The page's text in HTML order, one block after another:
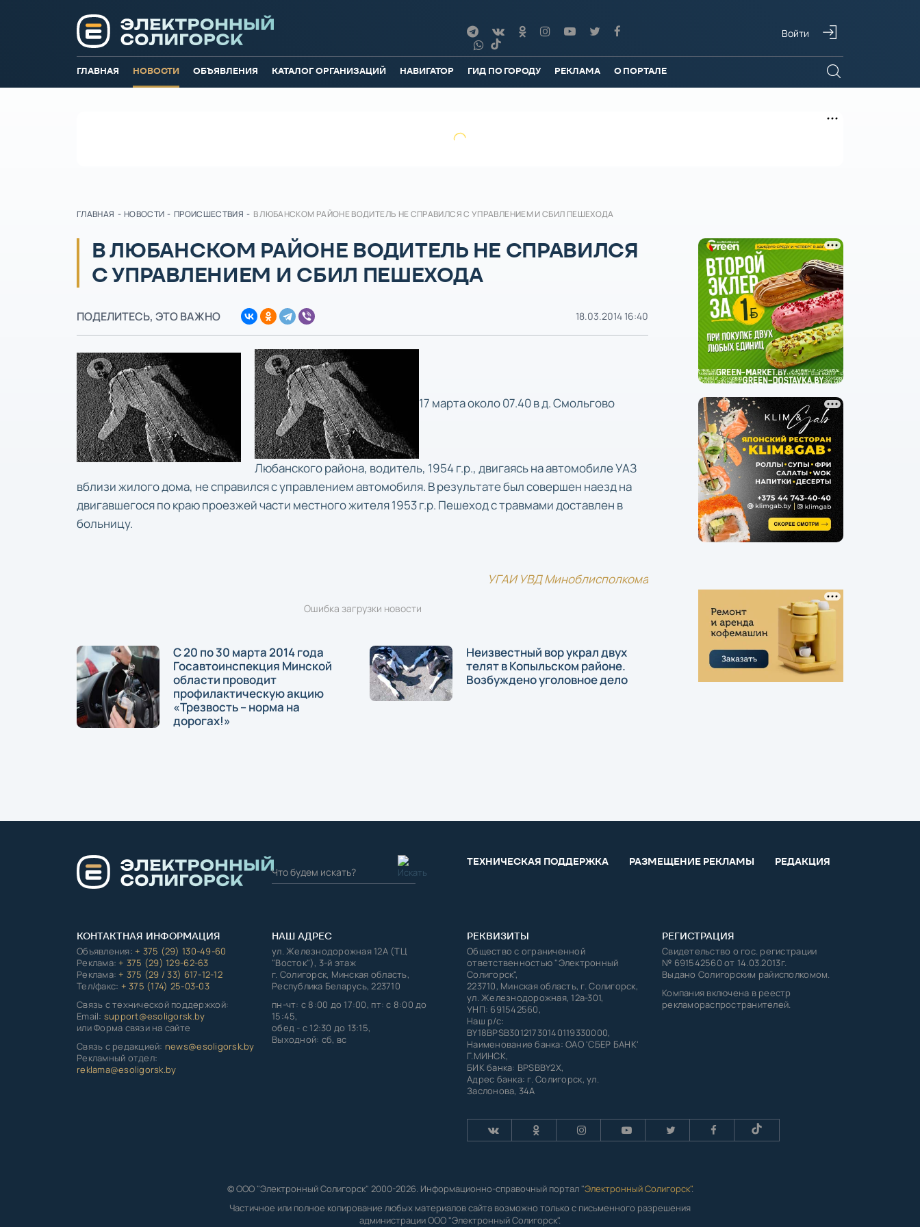
Войти
ГЛАВНАЯ НОВОСТИ ОБЪЯВЛЕНИЯ КАТАЛОГ ОРГАНИЗАЦИЙ НАВИГАТОР ГИД ПО ГОРОДУ РЕКЛАМА О ПОРТАЛЕ
ГЛАВНАЯ - НОВОСТИ - ПРОИСШЕСТВИЯ - В ЛЮБАНСКОМ РАЙОНЕ ВОДИТЕЛЬ НЕ СПРАВИЛСЯ С УПРАВЛЕНИЕМ И СБИЛ ПЕШЕХОДА
В ЛЮБАНСКОМ РАЙОНЕ ВОДИТЕЛЬ НЕ СПРАВИЛСЯ
С УПРАВЛЕНИЕМ И СБИЛ ПЕШЕХОДА
ПОДЕЛИТЕСЬ, ЭТО ВАЖНО 18.03.2014 16:40
17 марта около 07.40 в д. Смольгово
Любанского района, водитель, 1954 г.р., двигаясь на автомобиле УАЗ
вблизи жилого дома, не справился с управлением автомобиля. В результате был совершен наезд на
двигавшегося по краю проезжей части местного жителя 1953 г.р. Пешеход с травмами доставлен в
больницу.
УГАИ УВД Миноблисполкома
Ошибка загрузки новости
С 20 по 30 марта 2014 года
Госавтоинспекция Минской
области проводит
профилактическую акцию
«Трезвость – норма на
дорогах!»
Неизвестный вор украл двух
телят в Копыльском районе.
Возбуждено уголовное дело
ТЕХНИЧЕСКАЯ ПОДДЕРЖКА РАЗМЕЩЕНИЕ РЕКЛАМЫ РЕДАКЦИЯ
КОНТАКТНАЯ ИНФОРМАЦИЯ
Объявления:+ 375 (29) 130-49-60
Реклама:+ 375 (29) 129-62-63
Реклама:+ 375 (29 / 33) 617-12-12
Тел/факс: + 375 (174) 25-03-03
Связь с технической поддержкой:
Email: support@esoligorsk.by
или Форма связи на сайте
Связь с редакцией: news@esoligorsk.by
Рекламный отдел:
reklama@esoligorsk.by
НАШ АДРЕС
ул. Железнодорожная 12А (ТЦ
"Восток"), 3-й этаж
г. Солигорск, Минская область,
Республика Беларусь, 223710
пн-чт: с 8:00 до 17:00, пт: с 8:00 до
15:45,
обед - с 12:30 до 13:15,
Выходной: сб, вс
РЕКВИЗИТЫ
Общество с ограниченной
ответственностью "Электронный
Солигорск",
223710, Минская область, г. Солигорск,
ул. Железнодорожная, 12а-301,
УНП: 691542560,
Наш р/с:
BY18BPSB30121730140119330000,
Наименование банка: ОАО 'СБЕР БАНК'
Г.МИНСК,
БИК банка: BPSBBY2X,
Адрес банка: г. Солигорск, ул.
Заслонова, 34А
РЕГИСТРАЦИЯ
Свидетельство о гос. регистрации
№ 691542560 от 14.03.2013г.
Выдано Солигорским райисполкомом.
Компания включена в реестр
рекламораспространителей.
© ООО "Электронный Солигорск" 2000-2026. Информационно-справочный портал "Электронный Солигорск".
Частичное или полное копирование любых материалов сайта возможно только с письменного разрешения
администрации ООО "Электронный Солигорск".